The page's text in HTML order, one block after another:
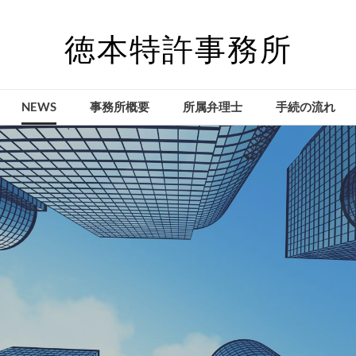
徳本特許事務所
NEWS 事務所概要 所属弁理士 手続の流れ